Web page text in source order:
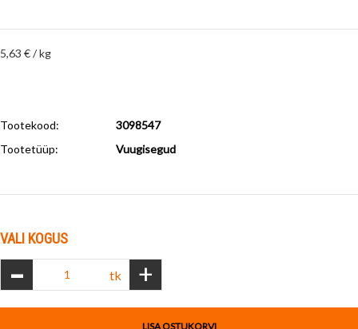
5,63 € / kg
Tootekood:
3098547
Tootetüüp:
Vuugisegud
VALI KOGUS
- tk +
LISA OSTUKORVI